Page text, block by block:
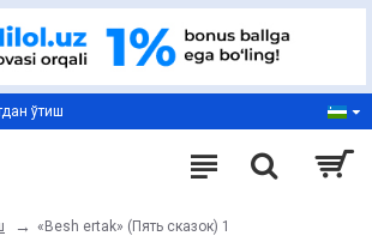
ўтиш
«Besh ertak» (Пять сказок) 1